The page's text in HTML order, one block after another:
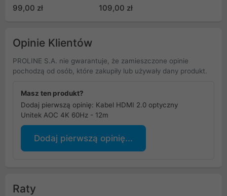
99,00 zł 109,00 zł
Opinie Klientów
PROLINE S.A. nie gwarantuje, że zamieszczone opinie
pochodzą od osób, które zakupiły lub używały dany produkt.
Masz ten produkt?
Dodaj pierwszą opinię: Kabel HDMI 2.0 optyczny
Unitek AOC 4K 60Hz - 12m
Dodaj pierwszą opinię...
Raty